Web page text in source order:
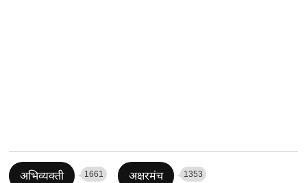
अभिव्यक्ती 1661 अक्षरमंच 1353